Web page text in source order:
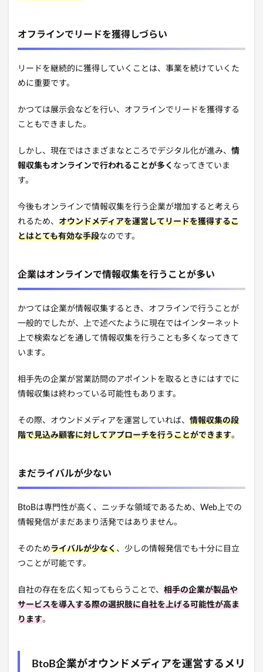
オフラインでリードを獲得しづらい
リードを継続的に獲得していくことは、事業を続けていくた
めに重要です。
かつては展示会などを行い、オフラインでリードを獲得する
こともできました。
しかし、現在ではさまざまなところでデジタル化が進み、 情
報収集もオンラインで行われることが多く なってきていま
す。
今後もオンラインで情報収集を行う企業が増加すると考えら
れるため、 オウンドメディアを運営してリードを獲得するこ
とはとても有効な手段なのです。
企業はオンラインで情報収集を行うことが多い
かつては企業が情報収集するとき、オフラインで行うことが
一般的でしたが、上で述べたように現在ではインターネット
上で検索などを通して情報収集を行うことも多くなってきて
います。
相手先の企業が営業訪問のアポイントを取るときにはすでに
情報収集は終わっている可能性もあります。
その際、オウンドメディアを運営していれば、 情報収集の段
階で見込み顧客に対してアプローチを行うことができます。
まだライバルが少ない
BtoBは専門性が高く、ニッチな領域であるため、Web上での
情報発信がまだあまり活発ではありません。
そのためライバルが少なく、少しの情報発信でも十分に目立
つことが可能です。
自社の存在を広く知ってもらうことで、 相手の企業が製品や
サービスを導入する際の選択肢に自社を上げる可能性が高ま
ります。
BtoB企業がオウンドメディアを運営するメリ